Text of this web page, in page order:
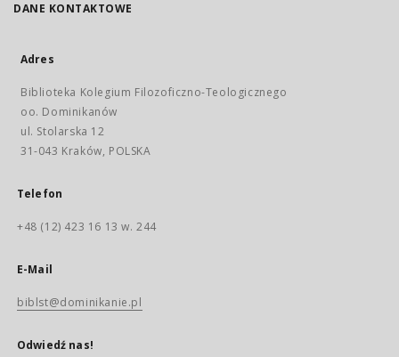
DANE KONTAKTOWE
Adres
Biblioteka Kolegium Filozoficzno-Teologicznego
oo. Dominikanów
ul. Stolarska 12
31-043 Kraków, POLSKA
Telefon
+48 (12) 423 16 13 w. 244
E-Mail
biblst@dominikanie.pl
Odwiedź nas!